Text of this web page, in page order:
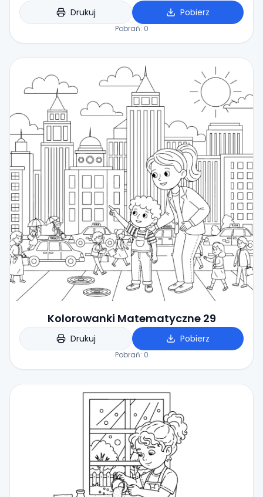
Drukuj Pobierz
Pobrań: 0
Kolorowanki Matematyczne 29
Drukuj Pobierz
Pobrań: 0